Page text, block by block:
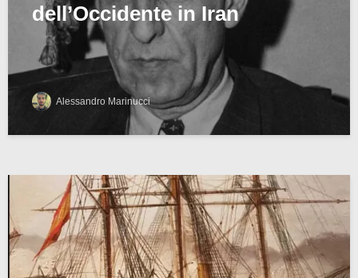
dell’Occidente in Iran
Alessandro Marinucci